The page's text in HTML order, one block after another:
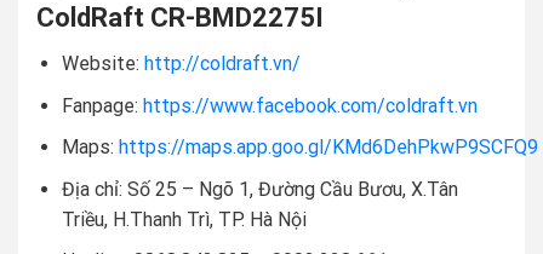
ColdRaft CR-BMD2275I
Website: http://coldraft.vn/
Fanpage: https://www.facebook.com/coldraft.vn
Maps: https://maps.app.goo.gl/KMd6DehPkwP9SCFQ9
Địa chỉ: Số 25 – Ngõ 1, Đường Cầu Bươu, X.Tân
Triều, H.Thanh Trì, TP. Hà Nội